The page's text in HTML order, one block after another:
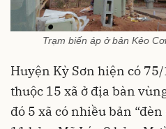
Trạm biến áp ở bản Kẻo
Huyện Kỳ Sơn hiện có
thuộc 15 xã ở địa bàn
đó 5 xã có nhiều bản